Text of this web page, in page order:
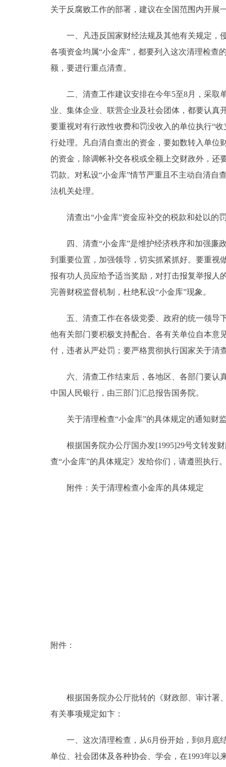
关于反腐败工作的部署，建议在全国范围内开展
一、凡违反国家财经法规及其他有关规定，侵
各项资金均属“小金库”，都要列入这次清理检查
额，要进行重点清查。
二、清查工作建议安排在今年5至8月，采取
业、集体企业、联营企业及社会团体，都要认真
要重视对有行政性收费和罚没收入的单位执行“
行处理。凡自清自查出的资金，要如数转入单位
的资金，除调帐补交各税或全额上交财政外，还
罚款。对私设“小金库”情节严重且不主动自清自
法机关处理。
清查出“小金库”资金应补交的税款和处以的
四、清查“小金库”是维护经济秩序和加强廉政
到重要位置，加强领导，切实抓紧抓好。要重视
报有功人员应给予适当奖励，对打击报复举报人
完善财税监督机制，杜绝私设“小金库”现象。
五、清查工作在各级党委、政府的统一领导下
他有关部门要积极支持配合。各有关单位自本意
付，违者从严处罚；要严格贯彻执行国家关于清
六、清查工作结束后，各地区、各部门要认真
中国人民银行，由三部门汇总报告国务院。
关于清理检查“小金库”的具体规定的通知财监
根据国务院办公厅国办发[1995]29号文转发财
查“小金库”的具体规定》发给你们，请遵照执行
附件：关于清理检查小金库的具体规定
附件：
根据国务院办公厅批转的《财政部、审计署、
有关事项规定如卞：
一、这次清理检查，从6月份开始，到8月底结
单位、社会团体及各种协会、学会，在1993年以